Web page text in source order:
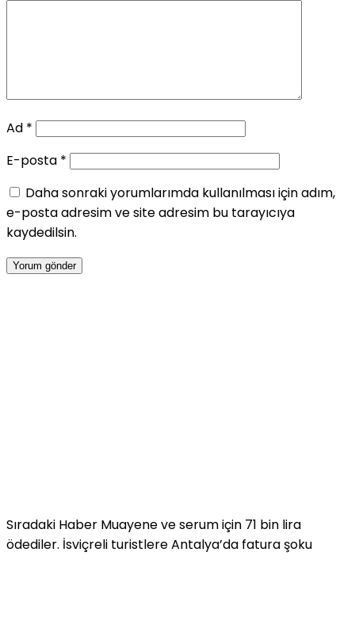
Ad *
E-posta *
Daha sonraki yorumlarımda kullanılması için adım,
e-posta adresim ve site adresim bu tarayıcıya
kaydedilsin.
Sıradaki Haber Muayene ve serum için 71 bin lira
ödediler. İsviçreli turistlere Antalya’da fatura şoku